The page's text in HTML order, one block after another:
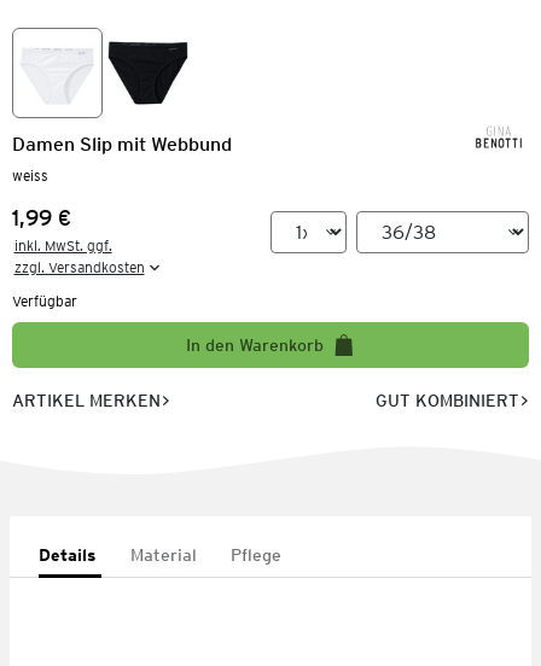
Damen Slip mit Webbund
weiss
Preis:
1,99 €
inkl. MwSt. ggf.
zzgl. Versandkosten
Verfügbar
In den Warenkorb
ARTIKEL MERKEN GUT KOMBINIERT
Details Material Pflege